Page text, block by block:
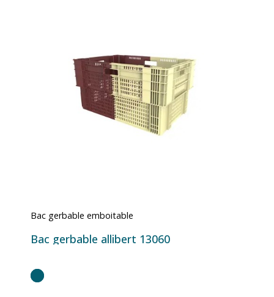
Bac gerbable emboitable
Bac gerbable allibert 13060